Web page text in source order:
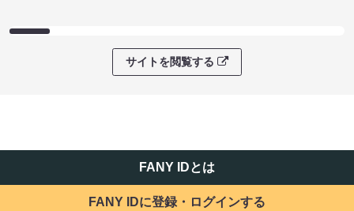
サイトを閲覧する
FANY IDとは
FANY IDに登録・ログインする